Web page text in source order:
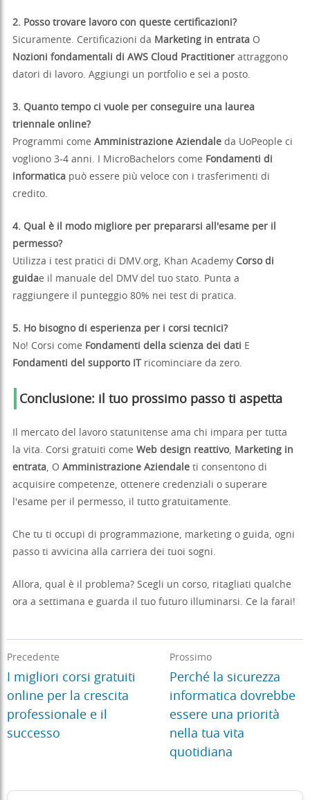
2. Posso trovare lavoro con queste certificazioni?
Sicuramente. Certificazioni da Marketing in entrata O
Nozioni fondamentali di AWS Cloud Practitioner attraggono
datori di lavoro. Aggiungi un portfolio e sei a posto.
3. Quanto tempo ci vuole per conseguire una laurea
triennale online?
Programmi come Amministrazione Aziendale da UoPeople ci
vogliono 3-4 anni. I MicroBachelors come Fondamenti di
informatica può essere più veloce con i trasferimenti di
credito.
4. Qual è il modo migliore per prepararsi all'esame per il
permesso?
Utilizza i test pratici di DMV.org, Khan Academy Corso di
guidae il manuale del DMV del tuo stato. Punta a
raggiungere il punteggio 80% nei test di pratica.
5. Ho bisogno di esperienza per i corsi tecnici?
No! Corsi come Fondamenti della scienza dei dati E
Fondamenti del supporto IT
ricominciare da zero.
Conclusione: il tuo prossimo passo ti aspetta
Il mercato del lavoro statunitense ama chi impara per tutta
la vita. Corsi gratuiti come Web design reattivo, Marketing in
entrata, O Amministrazione Aziendale ti consentono di
acquisire competenze, ottenere credenziali o superare
l'esame per il permesso, il tutto gratuitamente.
Che tu ti occupi di programmazione, marketing o guida, ogni
passo ti avvicina alla carriera dei tuoi sogni.
Allora, qual è il problema? Scegli un corso, ritagliati qualche
ora a settimana e guarda il tuo futuro illuminarsi. Ce la farai!
Precedente
I migliori corsi gratuiti
online per la crescita
professionale e il
successo
Prossimo
Perché la sicurezza
informatica dovrebbe
essere una priorità
nella tua vita
quotidiana